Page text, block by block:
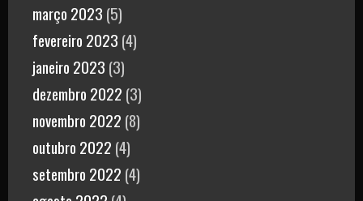
março 2023 (5)
fevereiro 2023 (4)
janeiro 2023 (3)
dezembro 2022 (3)
novembro 2022 (8)
outubro 2022 (4)
setembro 2022 (4)